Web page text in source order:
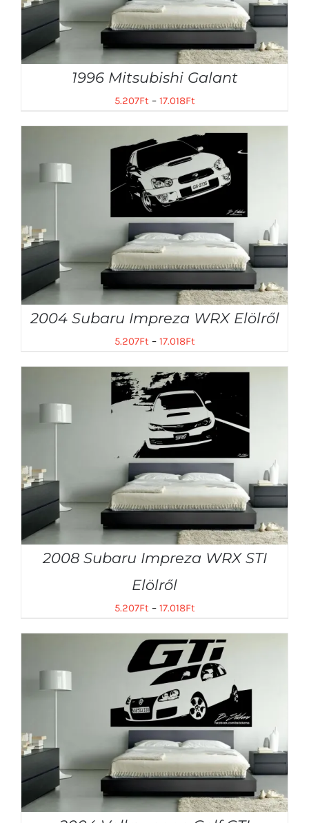
1996 Mitsubishi Galant
5.207Ft– 17.018Ft
2004 Subaru Impreza WRX Elölről
5.207Ft– 17.018Ft
2008 Subaru Impreza WRX STI
Elölről
5.207Ft– 17.018Ft